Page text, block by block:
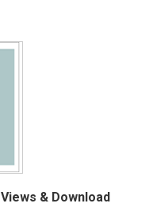
Views & Download